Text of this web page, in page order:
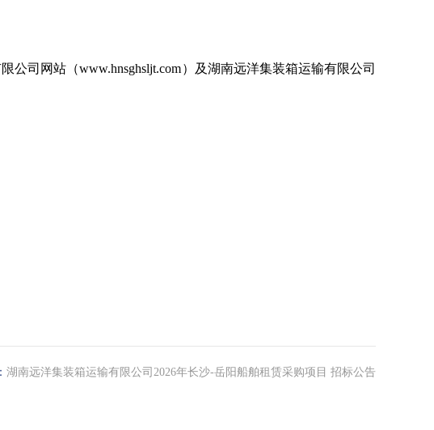
公司网站（www.hnsghsljt.com）及湖南远洋集装箱运输有限公司
湖南远洋集装箱运输有限公司2026年长沙-岳阳船舶租赁采购项目 招标公告